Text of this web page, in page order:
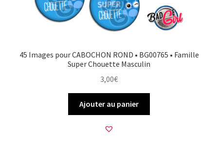
45 Images pour CABOCHON ROND • BG00765 • Famille
Super Chouette Masculin
3,00€
Ajouter au panier